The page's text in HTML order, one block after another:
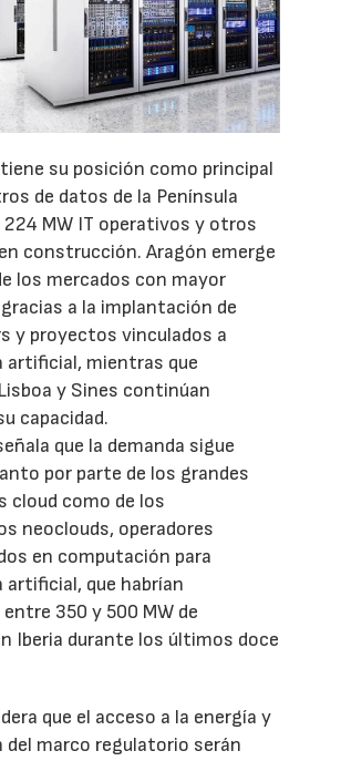
su posición como principal
de datos de la Península
224 MW IT operativos y otros
construcción. Aragón emerge
los mercados con mayor
a la implantación de
y proyectos vinculados a
artificial, mientras que
y Sines continúan
capacidad.
que la demanda sigue
por parte de los grandes
cloud como de los
neoclouds, operadores
en computación para
que habrían
350 y 500 MW de
Iberia durante los últimos doce
que el acceso a la energía y
del marco regulatorio serán